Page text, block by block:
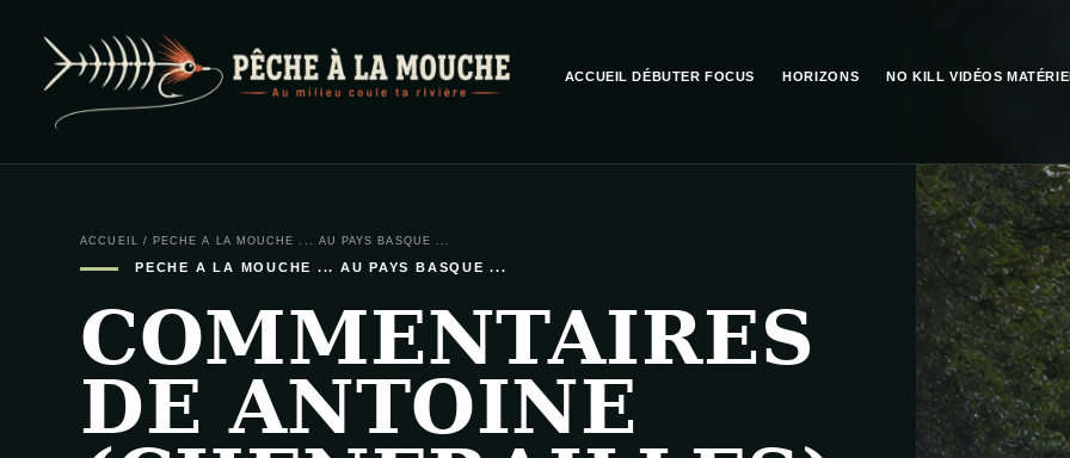
PECHE A LA MOUCHE
ACCUEIL DÉBUTER FOCUS HORIZONS NO KILL VIDÉOS
ACCUEIL / PECHE A LA MOUCHE ... AU PAYS BASQUE ...
PECHE A LA MOUCHE ... AU PAYS BASQUE ...
COMMENTAIRES
DE ANTOINE